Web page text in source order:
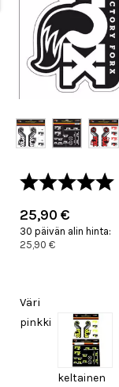
25,90 €
30 päivän alin hinta:
25,90 €
Väri
pinkki
keltainen